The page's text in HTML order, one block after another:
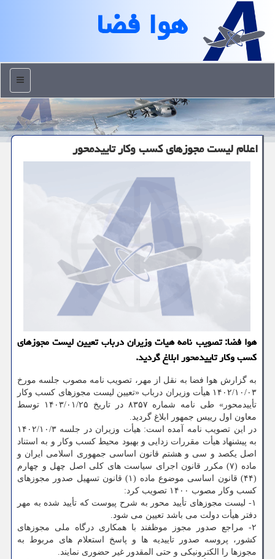
هوا فضا
منو
اعلام لیست مجوزهای کسب وکار تاییدمحور
هوا فضا: تصویب نامه هیات وزیران درباب تعیین لیست مجوزهای
کسب وکار تاییدمحور ابلاغ گردید.
به گزارش هوا فضا به نقل از مهر، تصویب نامه مصوب جلسه مورخ
۱۴۰۲/۱۰/۰۳ هیأت وزیران درباب «تعیین لیست مجوزهای کسب وکار
تأییدمحور» طی نامه شماره ۸۳۵۷ در تاریخ ۱۴۰۳/۰۱/۲۵ توسط
معاون اول رییس جمهور ابلاغ گردید.
در این تصویب نامه آمده است: هیأت وزیران در جلسه ۱۴۰۲/۱۰/۳
به پیشنهاد هیأت مقررات زدایی و بهبود محیط کسب وکار و به استناد
اصل یکصد و سی و هشتم قانون اساسی جمهوری اسلامی ایران و
ماده (۷) مکرر قانون اجرای سیاست های کلی اصل چهل و چهارم
(۴۴) قانون اساسی موضوع ماده (۱) قانون تسهیل صدور مجوزهای
کسب وکار مصوب ۱۴۰۰ تصویب کرد:
۱- لیست مجوزهای تأیید محور به شرح پیوست که تأیید شده به مهر
دفتر هیأت دولت می باشد تعیین می شود.
۲- مراجع صدور مجوز موظفند با همکاری درگاه ملی مجوزهای
کشور، پروسه صدور تاییدیه ها و پاسخ استعلام های مربوط به
مجوزها را الکترونیکی و حتی المقدور غیر حضوری نمایند.